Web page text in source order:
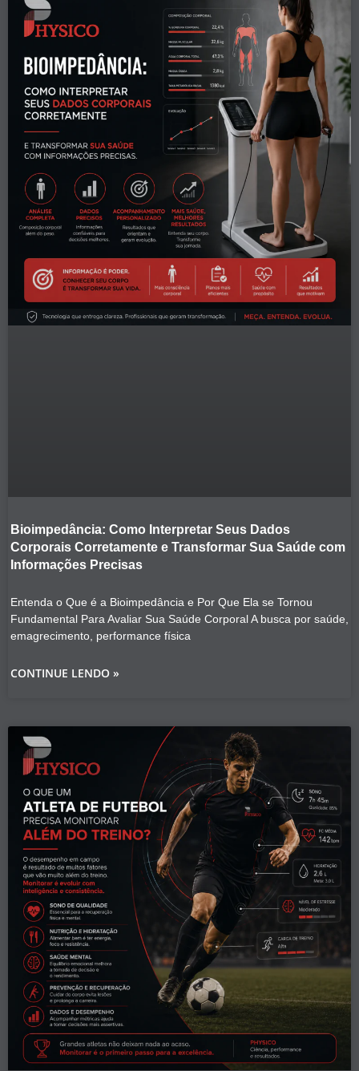
Bioimpedância: Como Interpretar Seus Dados
Corporais Corretamente e Transformar Sua Saúde com
Informações Precisas
Entenda o Que é a Bioimpedância e Por Que Ela se Tornou
Fundamental Para Avaliar Sua Saúde Corporal A busca por saúde,
emagrecimento, performance física
CONTINUE LENDO »